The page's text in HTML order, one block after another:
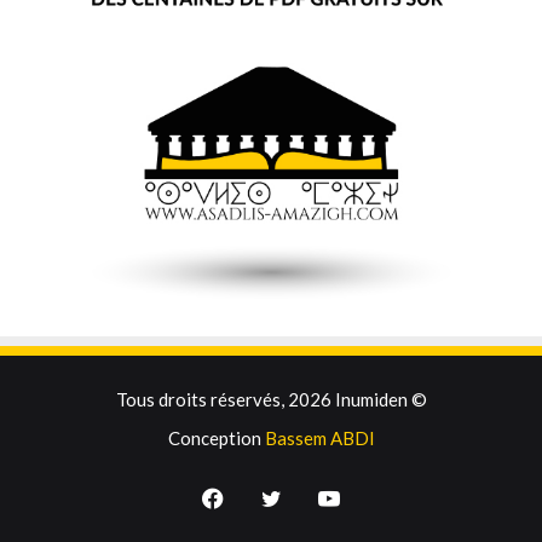
Tous droits réservés, 2026 Inumiden ©
Conception Bassem ABDI
FacebookTwitterYouTube